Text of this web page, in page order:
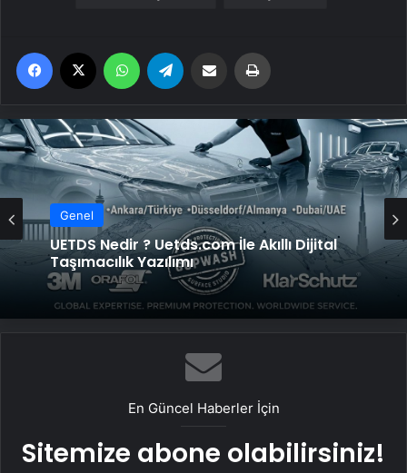
Facebook WhatsApp Email'den paylaş
Genel
UETDS Nedir ? Uetds.com İle Akıllı Dijital
Yeni Dünya Düzensizliği Çağında Türk Dış
Politikası ve Hakan Fidan Faktörü
En Güncel Haberler İçin
Sitemize abone olabilirsiniz!